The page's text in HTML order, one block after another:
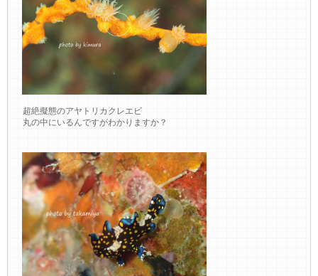
超絶擬態のアヤトリカクレエビ
丸の中にいるんですがわかりますか？